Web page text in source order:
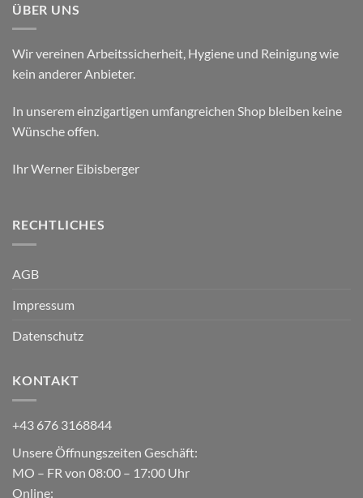
ÜBER UNS
Wir vereinen Arbeitssicherheit, Hygiene und Reinigung wie
kein anderer Anbieter.
In unserem einzigartigen umfangreichen Shop bleiben keine
Wünsche offen.
Ihr Werner Eibisberger
RECHTLICHES
AGB
Impressum
Datenschutz
KONTAKT
+43 676 3168844
Unsere Öffnungszeiten Geschäft:
MO – FR von 08:00 – 17:00 Uhr
Online: